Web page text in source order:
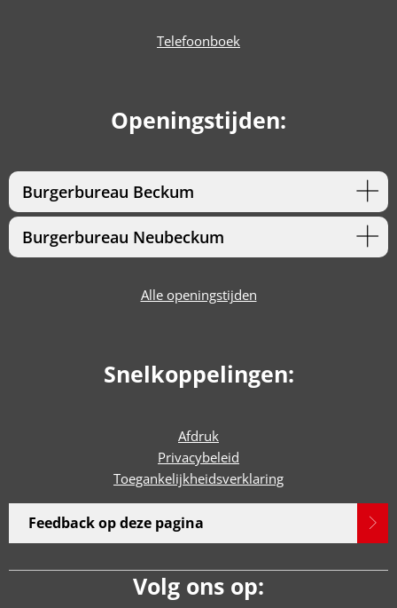
Telefoonboek
Openingstijden:
Burgerbureau Beckum
Burgerbureau Neubeckum
Alle openingstijden
Snelkoppelingen:
Afdruk
Privacybeleid
Toegankelijkheidsverklaring
Feedback op deze pagina
Volg ons op: